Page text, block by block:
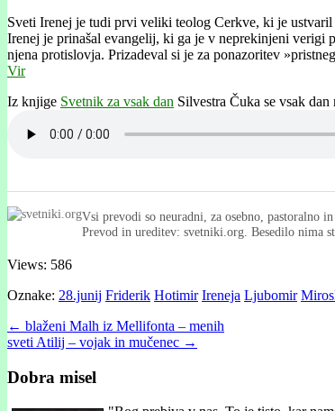
Sveti Irenej je tudi prvi veliki teolog Cerkve, ki je ustvaril
Irenej je prinašal evangelij, ki ga je v neprekinjeni verigi
njena protislovja. Prizadeval si je za ponazoritev
Vir
Iz knjige Svetnik za vsak dan Silvestra Čuka se vsak dan
Vsi prevodi so neuradni, za osebno, pastoralno
Prevod in ureditev: svetniki.org. Besedilo nima
Views: 586
Oznake: 28.junij Friderik Hotimir Ireneja Ljubomir
Post
navigation
← blaženi Malh iz Mellifonta – menih
sveti Atilij – vojak in mučenec →
Dobra misel